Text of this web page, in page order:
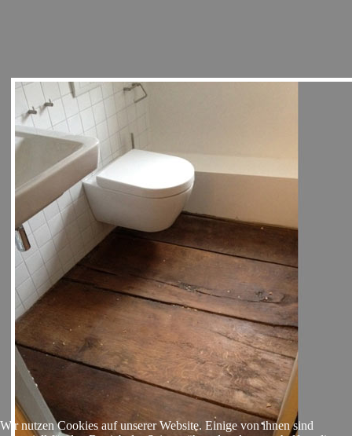
Wir nutzen Cookies auf unserer Website. Einige von ihnen sind